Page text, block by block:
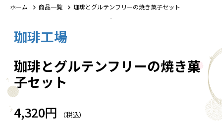
ホーム 商品一覧 珈琲とグルテンフリーの焼き菓子セット
珈琲工場
珈琲とグルテンフリーの焼き菓
子セット
4,320円 （税込）